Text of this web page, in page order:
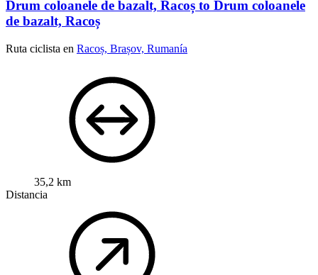
Drum coloanele de bazalt, Racoș to Drum coloanele
de bazalt, Racoș
Ruta ciclista en Racoș, Brașov, Rumanía
35,2 km
Distancia